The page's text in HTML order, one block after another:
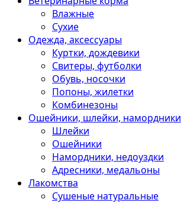
Влажные
Сухие
Одежда, аксессуары
Куртки, дождевики
Свитеры, футболки
Обувь, носочки
Попоны, жилетки
Комбинезоны
Ошейники, шлейки, намордники
Шлейки
Ошейники
Намордники, недоуздки
Адресники, медальоны
Лакомства
Сушеные натуральные